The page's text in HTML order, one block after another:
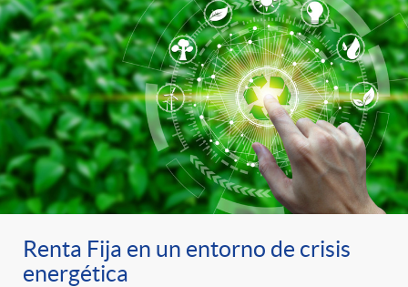
Renta Fija en un entorno de crisis
energética